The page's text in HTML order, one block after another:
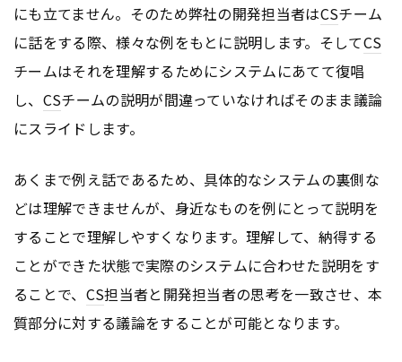
にも立てません。そのため弊社の開発担当者はCSチーム
に話をする際、様々な例をもとに説明します。そしてCS
チームはそれを理解するためにシステムにあてて復唱
し、 CSチームの説明が間違っていなければそのまま議論
にスライドします。
あくまで例え話であるため、具体的なシステムの裏側な
どは理解できませんが、身近なものを例にとって説明を
することで理解しやすくなります。理解して、納得する
ことができた状態で実際のシステムに合わせた説明をす
ることで、 CS担当者と開発担当者の思考を一致させ、本
質部分に対する議論をすることが可能となります。